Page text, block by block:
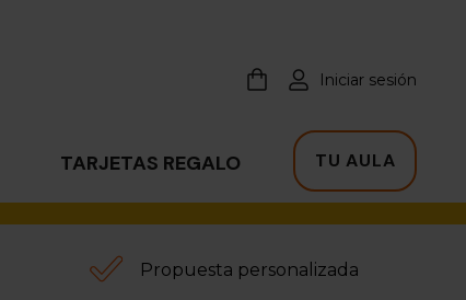
Iniciar sesión
TARJETAS REGALO TU AULA
Propuesta personalizada